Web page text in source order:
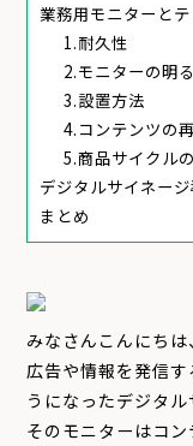
業務用モニターと
1.耐久性
2.モニターの明
3.設置方法
4.コンテンツの
5.商品サイクル
デジタルサイネー
まとめ
みなさんこんにちは
広告や情報を発信
うになったデジタル
そのモニターはコ